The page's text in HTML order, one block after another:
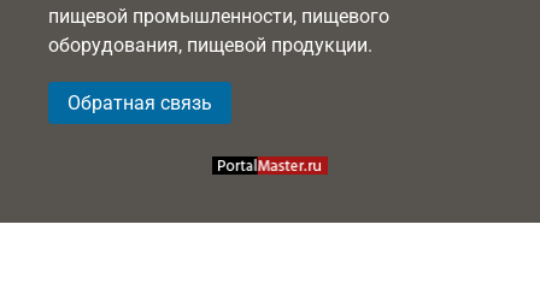
пищевой промышленности, пищевого
оборудования, пищевой продукции.
Обратная связь